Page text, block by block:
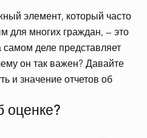
элемент, который часто
для многих граждан, — это
самом деле представляет
он так важен? Давайте
и значение отчетов об
оценке?